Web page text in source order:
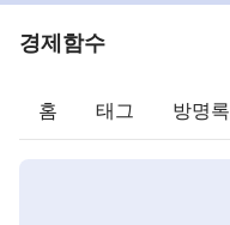
경제함수
홈 태그 방명록